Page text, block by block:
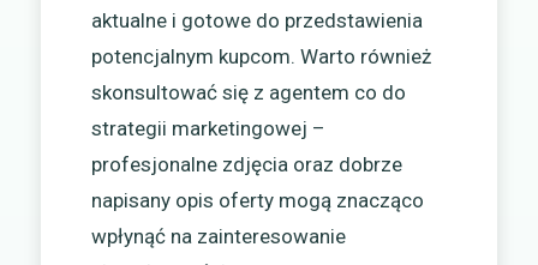
aktualne i gotowe do przedstawienia
potencjalnym kupcom. Warto również
skonsultować się z agentem co do
strategii marketingowej –
profesjonalne zdjęcia oraz dobrze
napisany opis oferty mogą znacząco
wpłynąć na zainteresowanie